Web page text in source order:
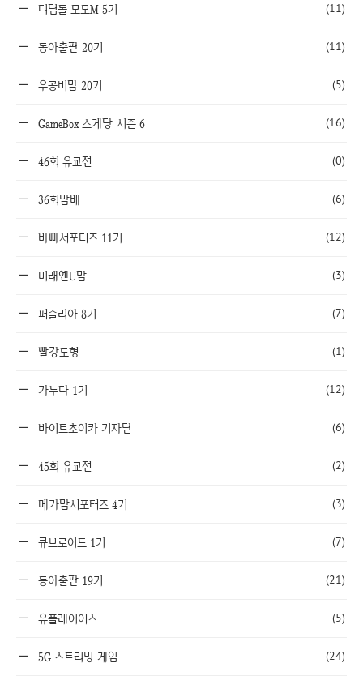
디딤돌 모모M 5기 (11)
동아출판 20기 (11)
우공비맘 20기 (5)
GameBox 스게당 시즌 6 (16)
46회 유교전 (0)
36회맘베 (6)
바빠서포터즈 11기 (12)
미래엔U맘 (3)
퍼즐리아 8기 (7)
빨강도형 (1)
가누다 1기 (12)
바이트초이카 기자단 (6)
45회 유교전 (2)
메가맘서포터즈 4기 (3)
큐브로이드 1기 (7)
동아출판 19기 (21)
유플레이어스 (5)
5G 스트리밍 게임 (24)